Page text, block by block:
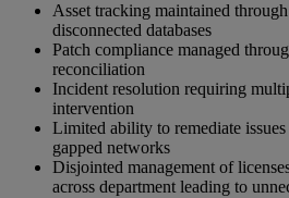
Asset tracking maintained
disconnected databases
Patch compliance managed
reconciliation
Incident resolution requiring
intervention
Limited ability to remediate
gapped networks
Disjointed management of
across department leading to